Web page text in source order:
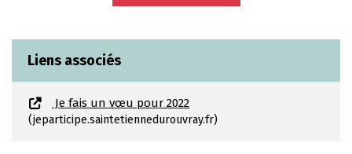
Liens associés
Je fais un vœu pour 2022
jeparticipe.saintetiennedurouvray.fr